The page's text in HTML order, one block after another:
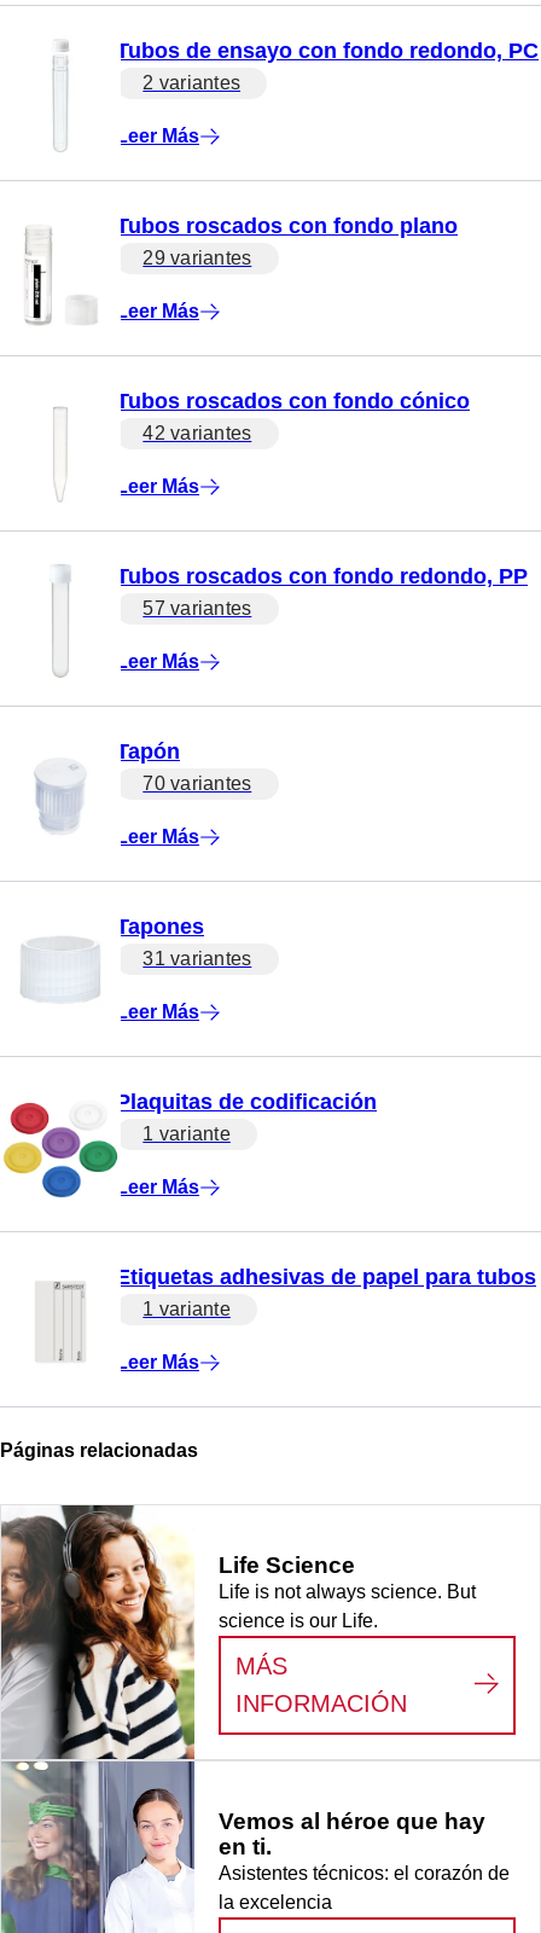
Tubos de ensayo con fondo redondo, PC
2 variantes
Leer Más
Tubos roscados con fondo plano
29 variantes
Leer Más
Tubos roscados con fondo cónico
42 variantes
Leer Más
Tubos roscados con fondo redondo, PP
57 variantes
Leer Más
Tapón
70 variantes
Leer Más
Tapones
31 variantes
Leer Más
Plaquitas de codificación
1 variante
Leer Más
Etiquetas adhesivas de papel para tubos
1 variante
Leer Más
Páginas relacionadas
Life Science
Life is not always science. But
science is our Life.
MÁS
INFORMACIÓN
LIFE
Vemos al héroe que hay
en ti.
Asistentes técnicos: el corazón de
la excelencia